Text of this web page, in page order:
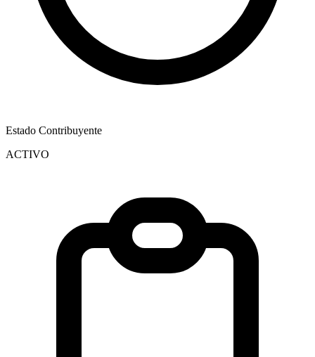
Estado Contribuyente
ACTIVO